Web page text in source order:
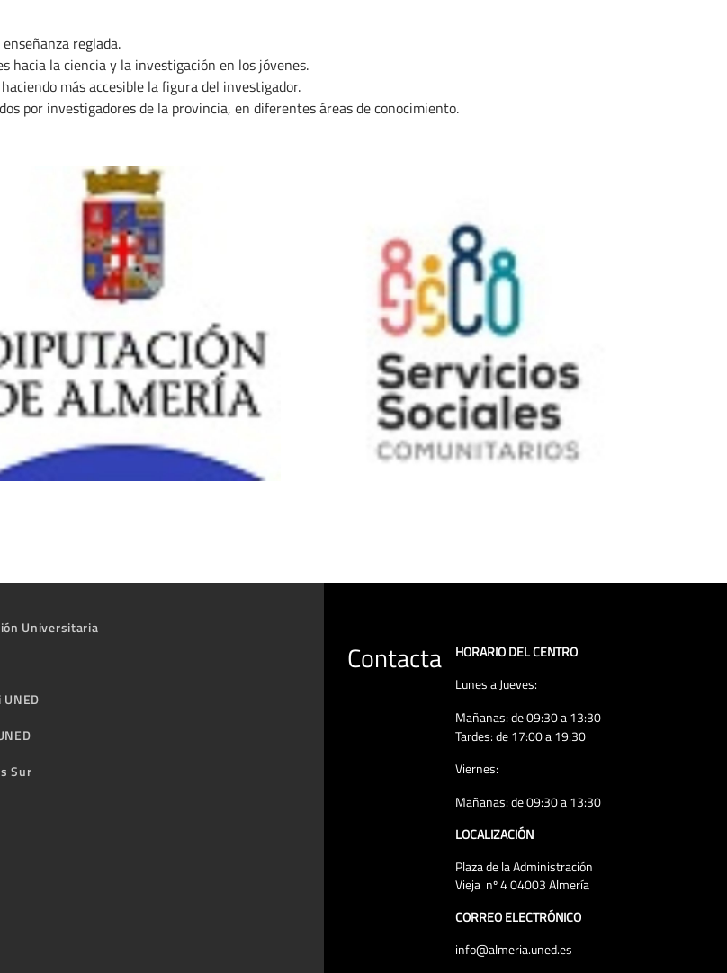
reglada.
hacia la ciencia y la investigación en los jóvenes.
más accesible la figura del investigador.
por investigadores de la provincia, en diferentes áreas de conocimiento.
Universitaria
Sur
Contacta
HORARIO DEL CENTRO
Lunes a Jueves:
Mañanas: de 09:30 a 13:30
Tardes: de 17:00 a 19:30
Viernes:
Mañanas: de 09:30 a 13:30
LOCALIZACIÓN
Plaza de la Administración
Vieja nº 4 04003 Almería
CORREO ELECTRÓNICO
info@almeria.uned.es